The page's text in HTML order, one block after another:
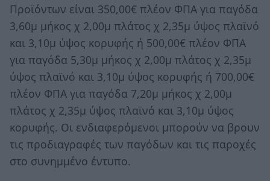
Προϊόντων είναι 350,00€ πλέον ΦΠΑ για παγόδα
3,60μ μήκος χ 2,00μ πλάτος χ 2,35μ ύψος πλαϊνό
και 3,10μ ύψος κορυφής ή 500,00€ πλέον ΦΠΑ
για παγόδα 5,30μ μήκος χ 2,00μ πλάτος χ 2,35μ
ύψος πλαϊνό και 3,10μ ύψος κορυφής ή 700,00€
πλέον ΦΠΑ για παγόδα 7,20μ μήκος χ 2,00μ
πλάτος χ 2,35μ ύψος πλαϊνό και 3,10μ ύψος
κορυφής. Οι ενδιαφερόμενοι μπορούν να βρουν
τις προδιαγραφές των παγόδων και τις παροχές
στο συνημμένο έντυπο.